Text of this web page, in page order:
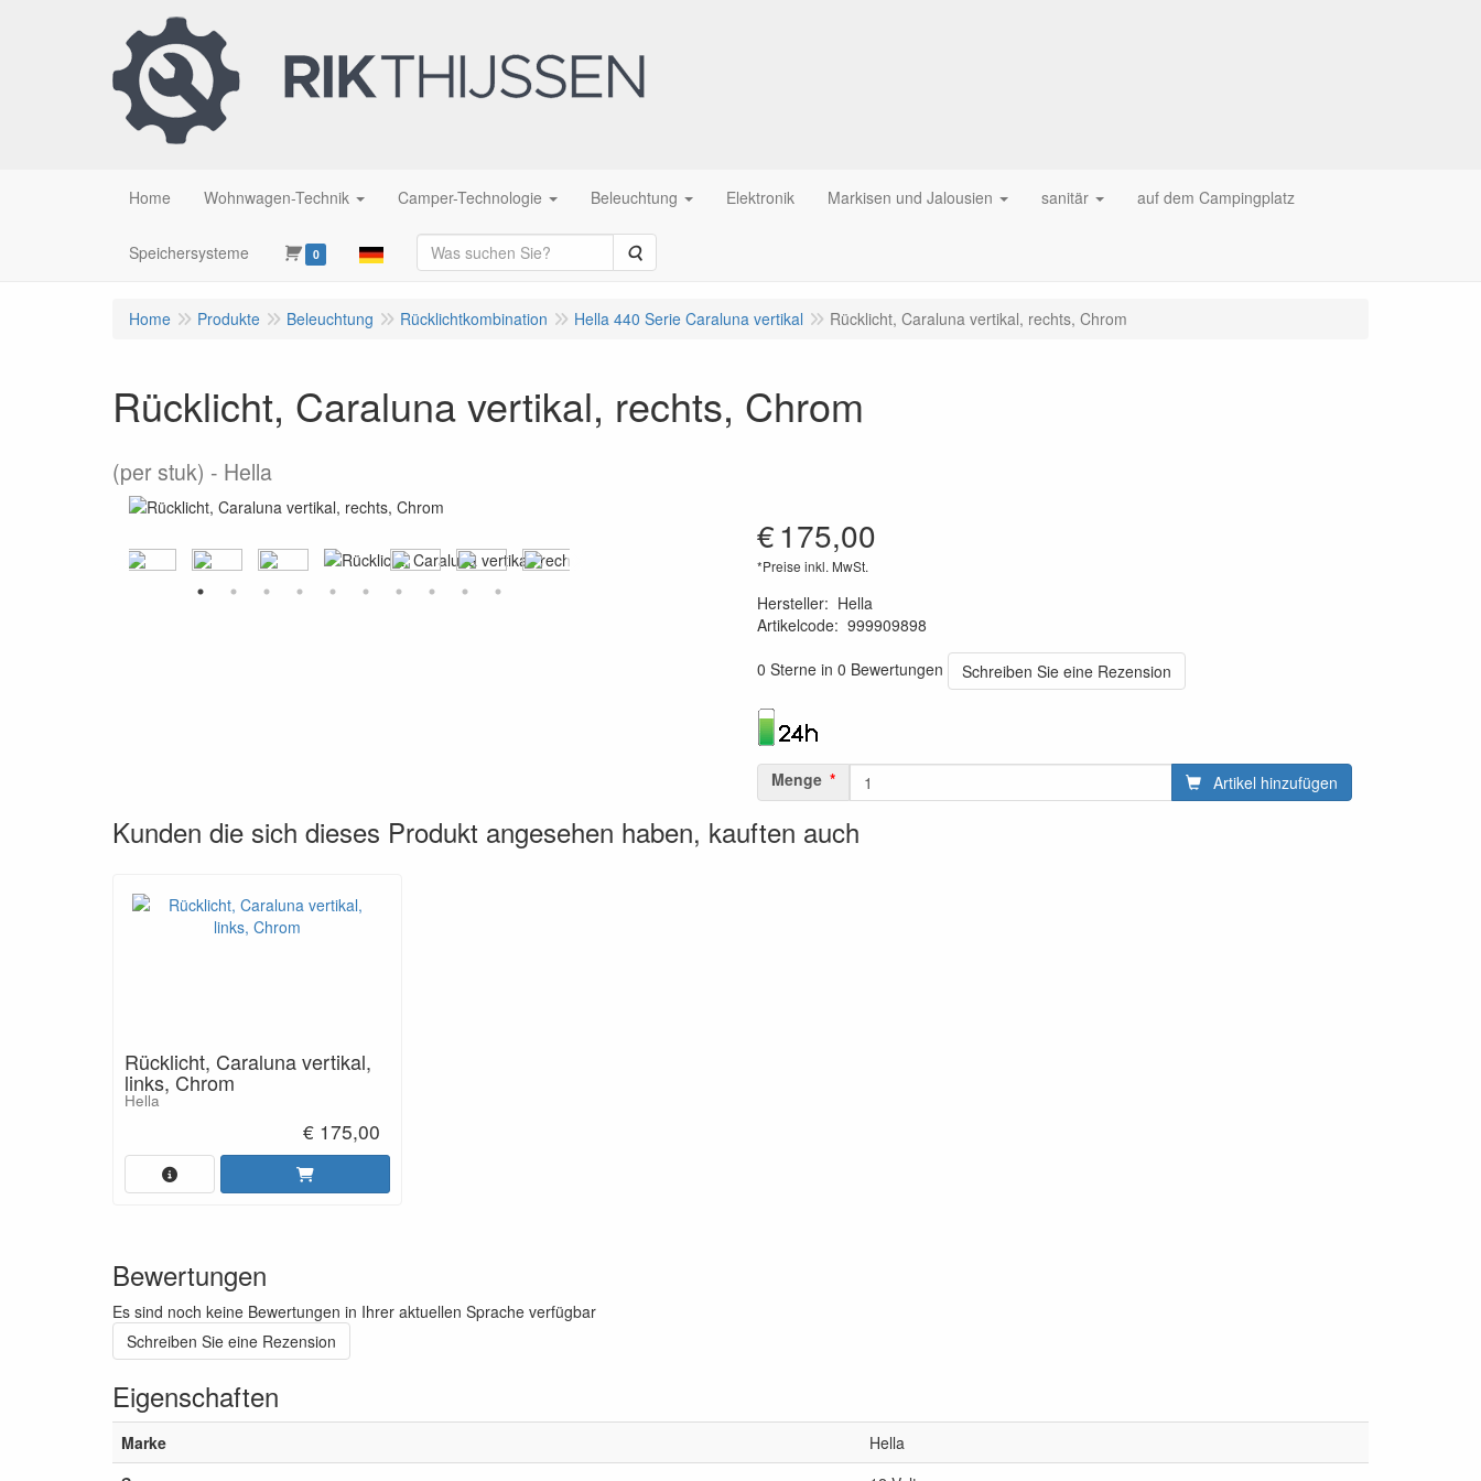
Home Wohnwagen-Technik Camper-Technologie Beleuchtung Elektronik Markisen und Jalousien sanitär auf dem Campingplatz
Speichersysteme 0 Suche
Home Produkte Beleuchtung Rücklichtkombination Hella 440 Serie Caraluna vertikal Rücklicht, Caraluna vertikal, rechts, Chrom
Rücklicht, Caraluna vertikal, rechts, Chrom
(per stuk) Hella
€175,00
*Preise inkl. MwSt.
Hersteller: Hella
Artikelcode: 999909898
0 Sterne in 0 Bewertungen
Schreiben Sie eine Rezension
Menge Artikel hinzufügen
Kunden die sich dieses Produkt angesehen haben, kauften auch
Rücklicht, Caraluna vertikal,
links, Chrom
Hella
€ 175,00
Bewertungen
Es sind noch keine Bewertungen in Ihrer aktuellen Sprache verfügbar
Schreiben Sie eine Rezension
Eigenschaften
Marke
Hella